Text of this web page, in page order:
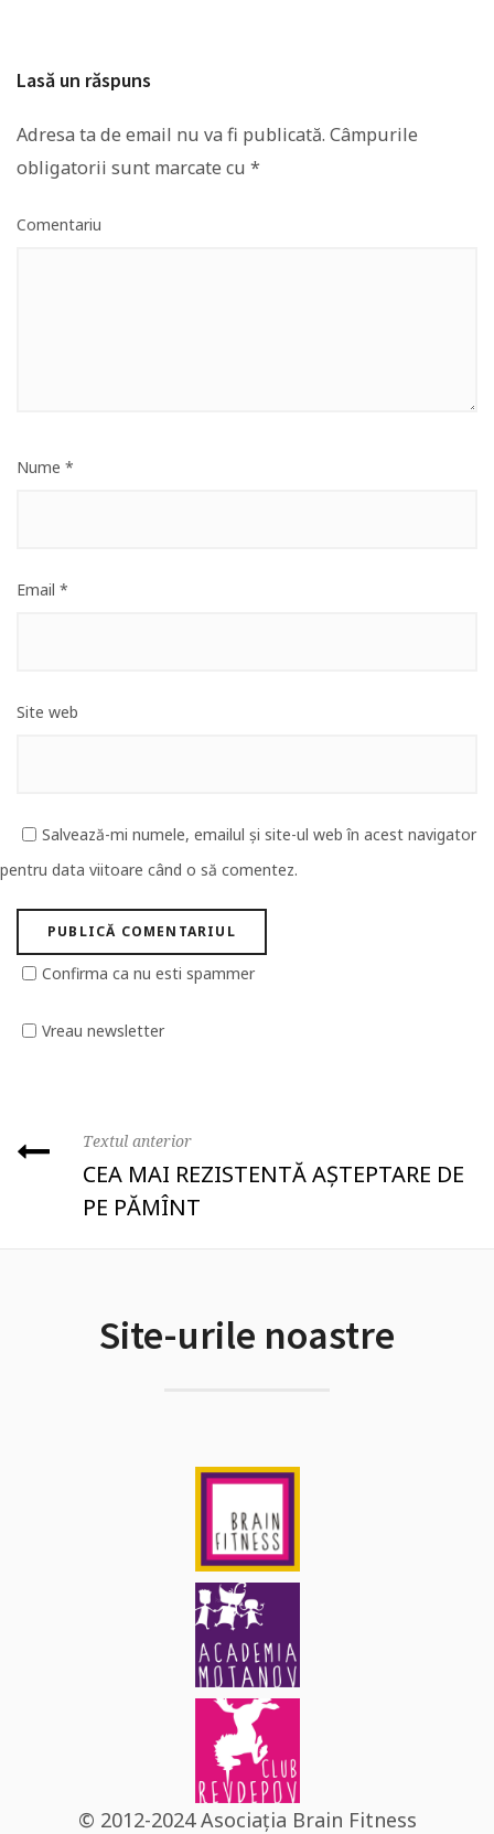
Lasă un răspuns
Adresa ta de email nu va fi publicată. Câmpurile
obligatorii sunt marcate cu *
Comentariu
Nume *
Email *
Site web
Salvează-mi numele, emailul și site-ul web în acest navigator
pentru data viitoare când o să comentez.
Confirma ca nu esti spammer
Vreau newsletter
Textul anterior
CEA MAI REZISTENTĂ AȘTEPTARE DE
PE PĂMÎNT
Site-urile noastre
© 2012-2024 Asociația Brain Fitness